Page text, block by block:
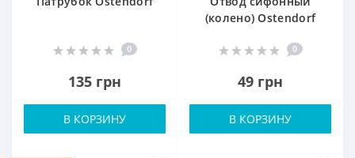
0
135 грн
В КОРЗИНУ
(колено) Ostendorf
0
49 грн
В КОРЗИНУ